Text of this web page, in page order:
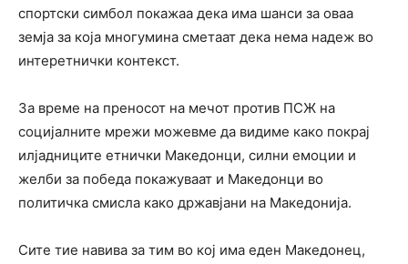
спортски симбол покажаа дека има шанси за оваа
земја за која многумина сметаат дека нема надеж во
интеретнички контекст.
За време на преносот на мечот против ПСЖ на
социјалните мрежи можевме да видиме како покрај
илјадниците етнички Македонци, силни емоции и
желби за победа покажуваат и Македонци во
политичка смисла како државјани на Македонија.
Сите тие навива за тим во кој има еден Македонец,